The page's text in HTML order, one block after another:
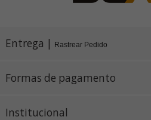
Entrega | Rastrear Pedido
Formas de pagamento
Institucional